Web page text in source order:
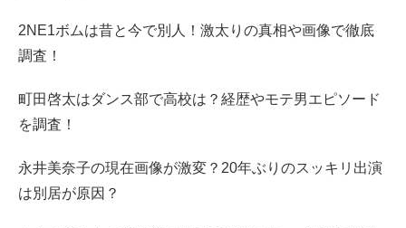
2NE1ボムは昔と今で別人！激太りの真相や画像で徹底
調査！
町田啓太はダンス部で高校は？経歴やモテ男エピソード
を調査！
永井美奈子の現在画像が激変？20年ぶりのスッキリ出演
は別居が原因？